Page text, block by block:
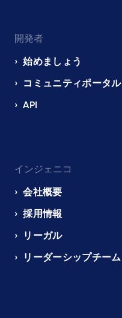
開発者
始めましょう
コミュニティポータル
API
インジェニコ
会社概要
採用情報
リーガル
リーダーシップチーム